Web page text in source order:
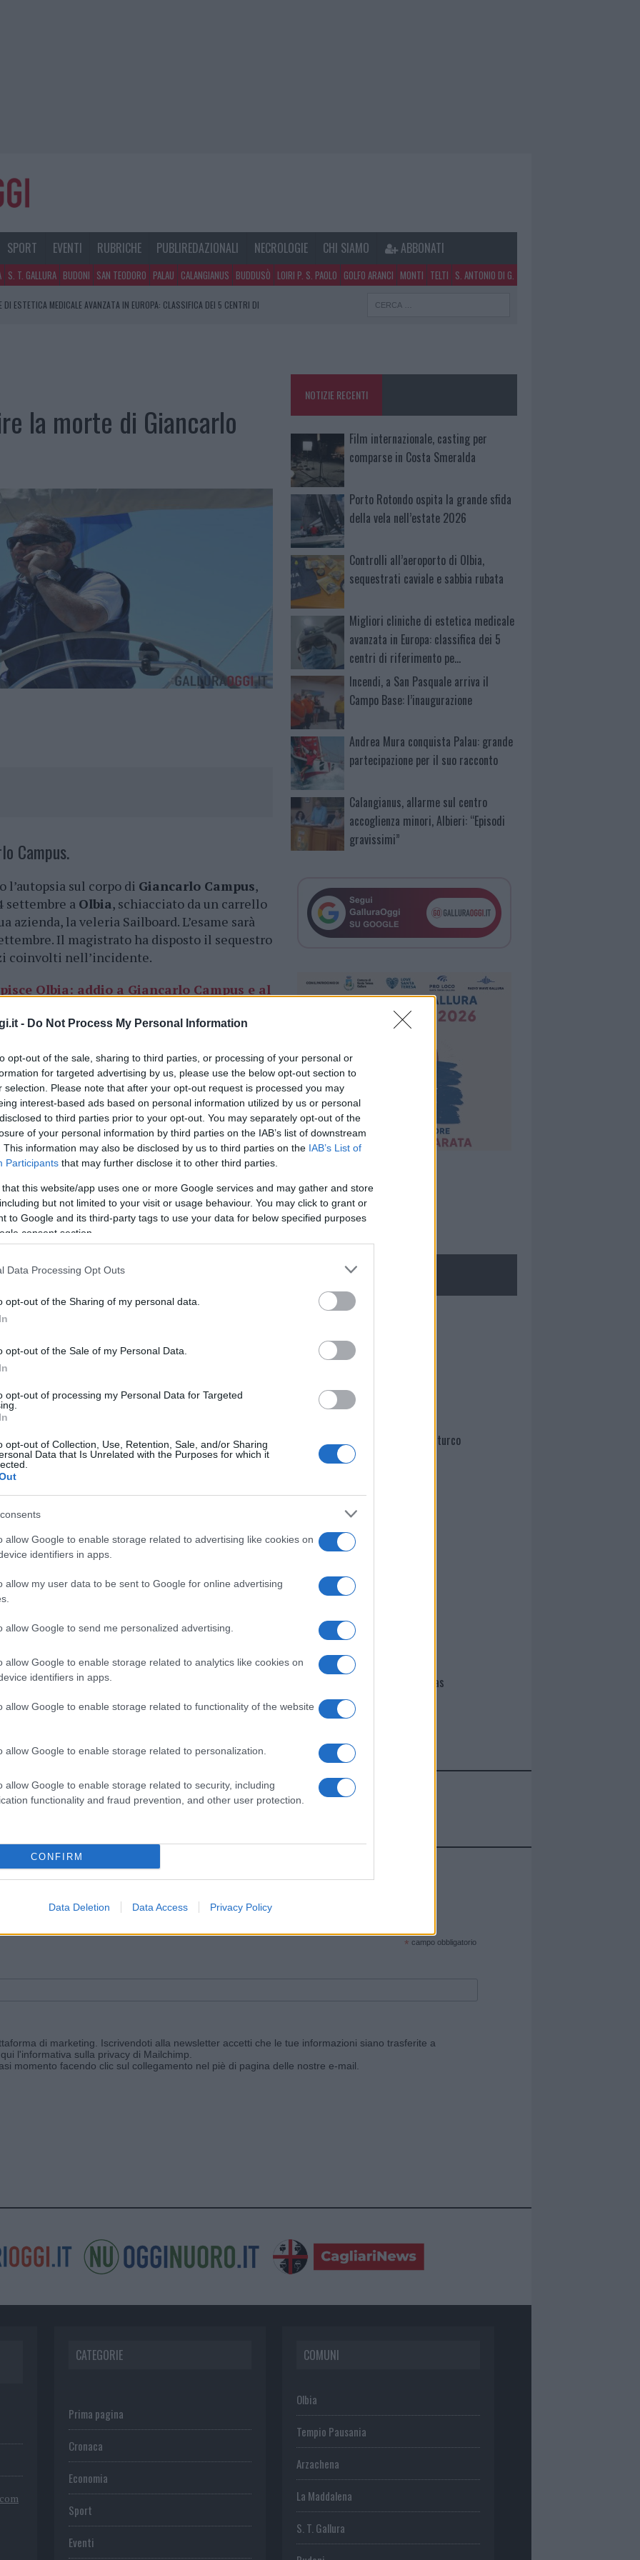
- Do Not Process My Personal Information
opt-out of the sale, sharing to third parties, or processing of your personal or
for targeted advertising by us, please use the below opt-out section to
selection. Please note that after your opt-out request is processed you may
interest-based ads based on personal information utilized by us or personal
to third parties prior to your opt-out. You may separately opt-out of the
of your personal information by third parties on the IAB’s list of downstream
This information may also be disclosed by us to third parties on the IAB’s List of
Participants that may further disclose it to other third parties.
that this website/app uses one or more Google services and may gather and store
but not limited to your visit or usage behaviour. You may click to grant or
to Google and its third-party tags to use your data for below specified purposes
consent section.
Data Processing Opt Outs
opt-out of the Sharing of my personal data.
opt-out of the Sale of my Personal Data.
opt-out of processing my Personal Data for Targeted
opt-out of Collection, Use, Retention, Sale, and/or Sharing
Data that Is Unrelated with the Purposes for which it
allow Google to enable storage related to advertising like cookies on
identifiers in apps.
allow my user data to be sent to Google for online advertising
allow Google to send me personalized advertising.
allow Google to enable storage related to analytics like cookies on
identifiers in apps.
allow Google to enable storage related to functionality of the website
allow Google to enable storage related to personalization.
allow Google to enable storage related to security, including
functionality and fraud prevention, and other user protection.
CONFIRM
Data Deletion Data Access Privacy Policy
SPORT EVENTI RUBRICHE PUBLIREDAZIONALI NECROLOGIE CHI SIAMO ABBONATI
S. T. GALLURA BUDONI SAN TEODORO PALAU CALANGIANUS BUDDUSÒ LOIRI P. S. PAOLO GOLFO ARANCI MONTI TELTI S. ANTONIO DI G.
DI ESTETICA MEDICALE AVANZATA IN EUROPA: CLASSIFICA DEI 5 CENTRI DI
SEQUESTRATI CAVIALE E SABBIA RUBATA
la morte di Giancarlo
Campus.
l’autopsia sul corpo di Giancarlo Campus,
settembre a Olbia, schiacciato da un carrello
azienda, la veleria Sailboard. L’esame sarà
Il magistrato ha disposto il sequestro
coinvolti nell’incidente.
Olbia: addio a Giancarlo Campus e al
polizia e degli
comunità di Olbia ha espresso il proprio
dell’imprenditore, molto conosciuto e
cliccando
nella sezione
Prossimo articolo
NOTIZIE RECENTI
Film internazionale, casting per
comparse in Costa Smeralda
Porto Rotondo ospita la grande sfida
della vela nell’estate 2026
Controlli all’aeroporto di Olbia,
sequestrati caviale e sabbia rubata
Migliori cliniche di estetica medicale
avanzata in Europa: classifica dei 5
centri di riferimento pe…
Incendi, a San Pasquale arriva il
Campo Base: l’inaugurazione
Andrea Mura conquista Palau: grande
partecipazione per il suo racconto
Calangianus, allarme sul centro
accoglienza minori, Albieri: “Episodi
gravissimi”
NECROLOGIE
Martina Agostina Diturco
I nostri cari
I nostri cari
Giovannimaria Cabras
Invia un Comunicato Stampa|Pubblicità|Segnala
e ricevi le nostre email periodiche contenenti le ultime notizie pubblicate sul sito web!
* campo obbligatorio
di marketing. Iscrivendoti alla newsletter accetti che le tue informazioni siano trasferite a
l'informativa sulla privacy di Mailchimp
momento facendo clic sul collegamento nel piè di pagina delle nostre e-mail.
CATEGORIE
Prima pagina
Cronaca
Economia
Sport
Eventi
COMUNI
Olbia
Tempio Pausania
Arzachena
La Maddalena
S. T. Gallura